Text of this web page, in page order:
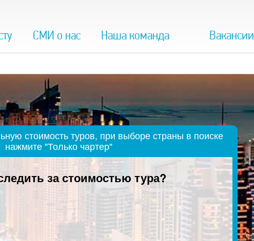
СМИ о нас Наша команда Вакансии
стоимость туров, при выборе страны в поиске
нажмите "Только чартер"
за стоимостью тура?